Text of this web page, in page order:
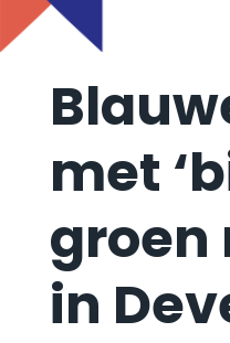
met
groen
in